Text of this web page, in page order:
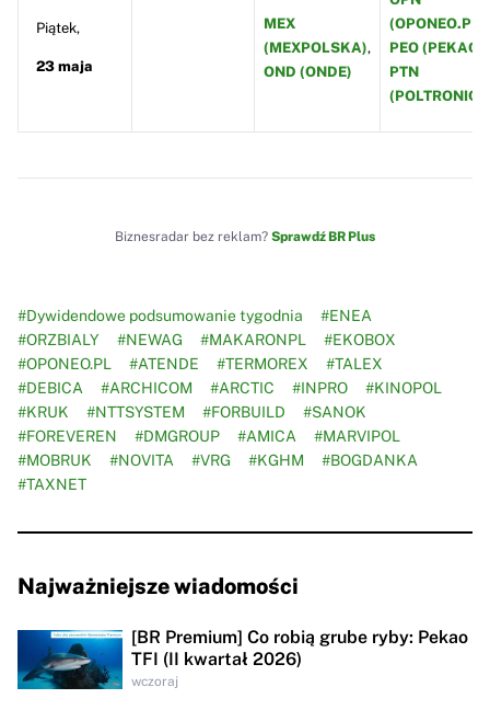
Piątek,
23 maja
MEX
(MEXPOLSKA),
OND (ONDE)
(OPONEO.PL)
PEO (PEKAO)
PTN
(POLTRONIC)
Biznesradar bez reklam? Sprawdź BR Plus
#Dywidendowe podsumowanie tygodnia
#ENEA
#ORZBIALY
#NEWAG #MAKARONPL
#EKOBOX
#OPONEO.PL
#ATENDE #TERMOREX
#TALEX
#DEBICA
#ARCHICOM #ARCTIC #INPRO
#KINOPOL
#KRUK
#NTTSYSTEM #FORBUILD
#SANOK
#FOREVEREN
#DMGROUP #AMICA
#MARVIPOL
#MOBRUK
#NOVITA #VRG #KGHM
#BOGDANKA
#TAXNET
Najważniejsze wiadomości
[BR Premium] Co robią grube ryby: Pekao
TFI (II kwartał 2026)
wczoraj